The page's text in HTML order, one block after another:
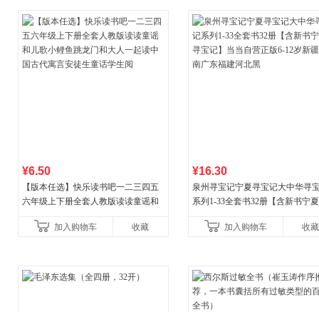
¥6.50
【版本任选】快乐读书吧一二三四五
六年级上下册全套人教版读读童谣和
古代寓言安徒生童话学生阅
加入购物车 收藏
¥16.30
泉州寻宝记宁夏寻宝记大中华寻
系列1-33全套书32册【含新书宁
广东福建河北黑
加入购物车 收藏